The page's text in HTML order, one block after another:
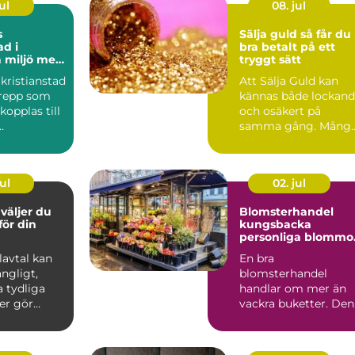
i
miljö med
som
till
08. jul
Sälja guld så får du
bra betalt på ett
tryggt sätt
Att Sälja Guld kan
kännas både
och osäkert på
samma gång.
ärvda ri...
din
kan
tydliga
gör
02. jul
Blomsterhandel
kungsbacka
personliga
En bra
blomsterhandel
handlar om mer än
vackra buketter. Den
känsla för säsong
och...